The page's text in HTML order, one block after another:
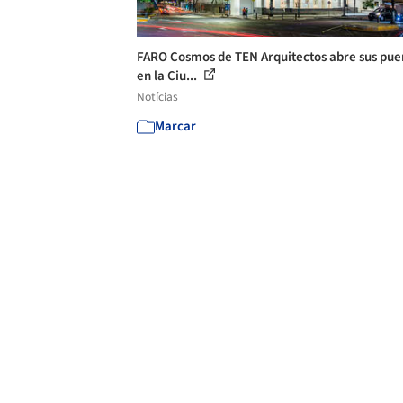
FARO Cosmos de TEN Arquitectos abre sus
en la Ciu...
Notícias
Marcar